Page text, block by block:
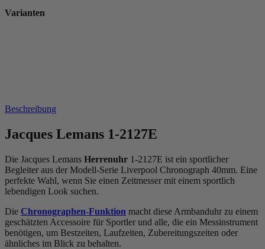
Varianten
Beschreibung
Jacques Lemans 1-2127E
Die Jacques Lemans Herrenuhr 1-2127E ist ein sportlicher
Begleiter aus der Modell-Serie Liverpool Chronograph 40mm. Eine
perfekte Wahl, wenn Sie einen Zeitmesser mit einem sportlich
lebendigen Look suchen.
Die Chronographen-Funktion macht diese Armbanduhr zu einem
geschätzten Accessoire für Sportler und alle, die ein Messinstrument
benötigen, um Bestzeiten, Laufzeiten, Zubereitungszeiten oder
ähnliches im Blick zu behalten.